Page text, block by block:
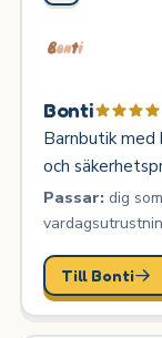
Bonti
Barnbutik
och
Passar:dig
Till Bonti